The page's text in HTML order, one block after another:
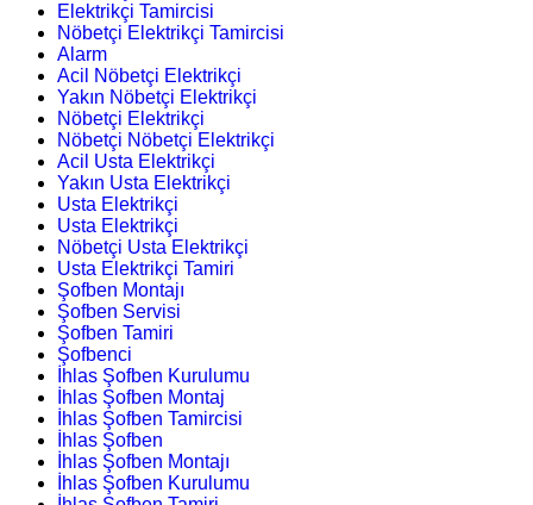
Elektrikçi Tamircisi
Nöbetçi Elektrikçi Tamircisi
Alarm
Acil Nöbetçi Elektrikçi
Yakın Nöbetçi Elektrikçi
Nöbetçi Elektrikçi
Nöbetçi Nöbetçi Elektrikçi
Acil Usta Elektrikçi
Yakın Usta Elektrikçi
Usta Elektrikçi
Usta Elektrikçi
Nöbetçi Usta Elektrikçi
Usta Elektrikçi Tamiri
Şofben Montajı
Şofben Servisi
Şofben Tamiri
Şofbenci
İhlas Şofben Kurulumu
İhlas Şofben Montaj
İhlas Şofben Tamircisi
İhlas Şofben
İhlas Şofben Montajı
İhlas Şofben Kurulumu